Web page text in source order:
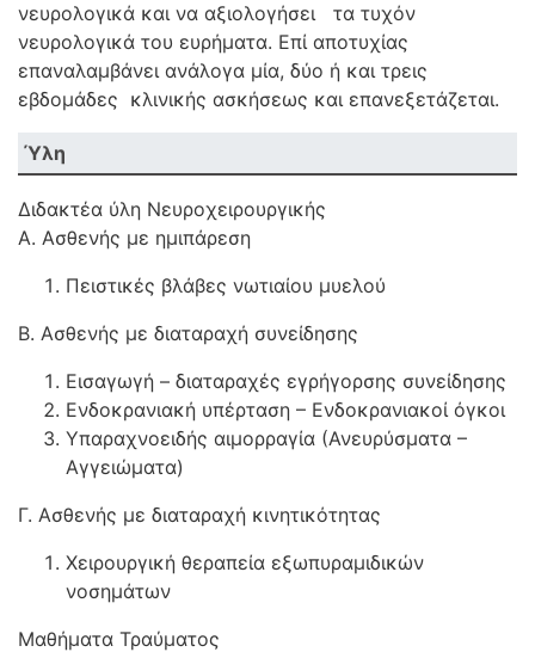
νευρολογικά και να αξιολογήσει τα τυχόν
νευρολογικά του ευρήματα. Επί αποτυχίας
επαναλαμβάνει ανάλογα μία, δύο ή και τρεις
εβδομάδες κλινικής ασκήσεως και επανεξετάζεται.
Ύλη
Διδακτέα ύλη Νευροχειρουργικής
Α. Ασθενής με ημιπάρεση
Πειστικές βλάβες νωτιαίου μυελού
Β. Ασθενής με διαταραχή συνείδησης
Εισαγωγή – διαταραχές εγρήγορσης συνείδησης
Ενδοκρανιακή υπέρταση – Ενδοκρανιακοί όγκοι
Υπαραχνοειδής αιμορραγία (Ανευρύσματα –
Αγγειώματα)
Γ. Ασθενής με διαταραχή κινητικότητας
Χειρουργική θεραπεία εξωπυραμιδικών
νοσημάτων
Μαθήματα Τραύματος